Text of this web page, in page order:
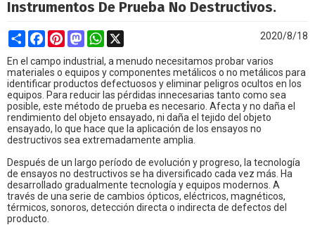
Instrumentos De Prueba No Destructivos.
ShareFacebookPinterestMastodonWhatsApp 2020/8/18
En el campo industrial, a menudo necesitamos probar varios
materiales o equipos y componentes metálicos o no metálicos para
identificar productos defectuosos y eliminar peligros ocultos en los
equipos. Para reducir las pérdidas innecesarias tanto como sea
posible, este método de prueba es necesario. Afecta y no daña el
rendimiento del objeto ensayado, ni daña el tejido del objeto
ensayado, lo que hace que la aplicación de los ensayos no
destructivos sea extremadamente amplia.
Después de un largo período de evolución y progreso, la tecnología
de ensayos no destructivos se ha diversificado cada vez más. Ha
desarrollado gradualmente tecnología y equipos modernos. A
través de una serie de cambios ópticos, eléctricos, magnéticos,
térmicos, sonoros, detección directa o indirecta de defectos del
producto.